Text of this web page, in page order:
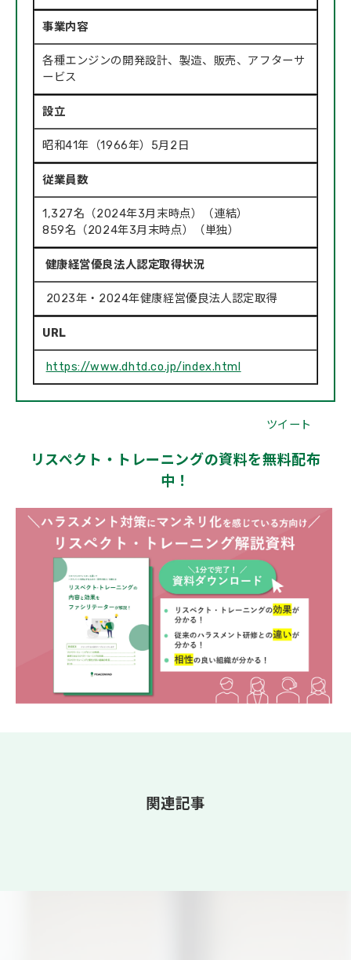
事業内容
各種エンジンの開発設計、製造、販売、アフターサ
ービス
設立
昭和41年（1966年）5月2日
従業員数
1,327名（2024年3月末時点）（連結）
859名（2024年3月末時点）（単独）
健康経営優良法人認定取得状況
2023年・2024年健康経営優良法人認定取得
URL
https://www.dhtd.co.jp/index.html
ツイート
リスペクト・トレーニングの資料を無料配布
中！
関連記事